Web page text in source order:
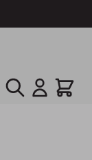
Zoek Cart